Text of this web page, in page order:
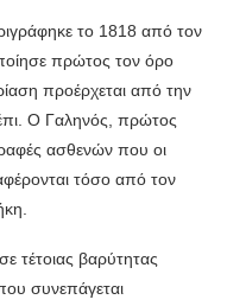
το 1818 από τον
πρώτος τον όρο
προέρχεται από την
Ο Γαληνός, πρώτος
ασθενών που οι
τόσο από τον
τέτοιας βαρύτητας
συνεπάγεται